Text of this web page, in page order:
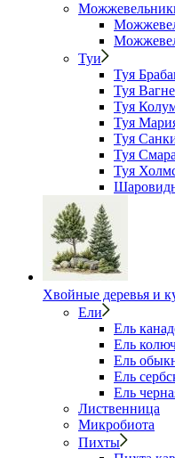
Туи
Туя
Туя
Туя
Туя
Туя
Туя
Туя
Хвойные деревья и
Ели
Ель
Ель
Ель
Ель
Ель
Лиственница
Микробиота
Пихты